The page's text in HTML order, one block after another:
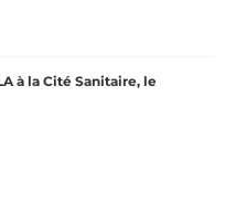
à la Cité Sanitaire, le